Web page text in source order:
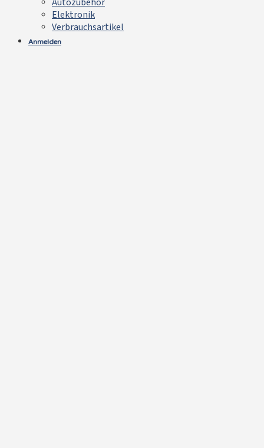
Autozubehör
Elektronik
Verbrauchsartikel
Anmelden